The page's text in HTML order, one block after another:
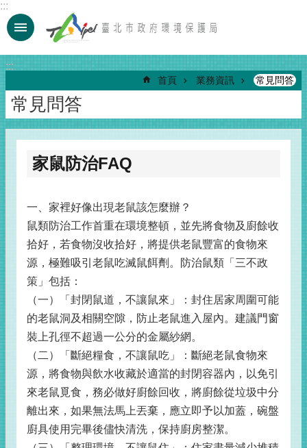
跳到主要內容區塊
:::
:::
首頁 業務資訊 常見問答
常見問答
家鼠防治FAQ
一、家裡好像出現老鼠該怎麼辦？
鼠類防治工作首重在環境整頓，並先將食物及廚餘收
拾好，若食物沒收拾好，將提供老鼠豐富的食物來
源，極難吸引老鼠吃滅鼠餌劑。防治鼠類「三不政
策」包括：
（一）「封閉鼠道，不讓鼠來」：封住居家周圍可能
的老鼠洞及相關空隙，防止老鼠進入屋內。建議門窗
裝上孔徑不超過一公分的金屬紗網。
（二）「斷絕糧食，不讓鼠吃」：斷絕老鼠食物來
源，將食物與飲水收藏於適當的封閉容器內，以免引
來老鼠覓食，務必做好廚餘回收，將廚餘從垃圾中分
離出來，如果無法馬上丟棄，應立即予以加蓋，碗盤
廚具使用完畢後儘快清洗，保持廚房整潔。